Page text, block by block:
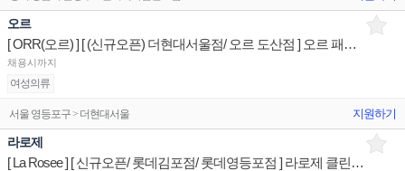
오르
[ ORR(오르) ] [ (신규오픈) 더현대서울점/ 오르 도산점 ] 오르 패션 제품디스플레이 판매전문직원
채용시까지
여성의류
서울 영등포구 > 더현대서울 지원하기
라로제
[ La Rosee ] [ 신규오픈/ 롯데김포점/ 롯데영등포점 ] 라로제 클린뷰티 제품디스플레이 판매직원